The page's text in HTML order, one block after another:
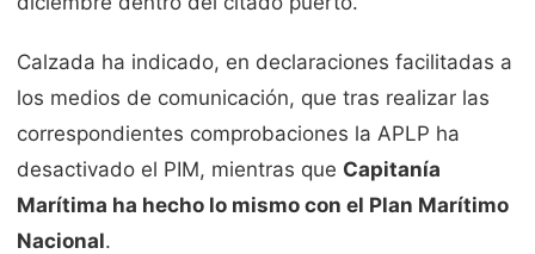
Calzada ha indicado, en declaraciones facilitadas a
los medios de comunicación, que tras realizar las
correspondientes comprobaciones la APLP ha
desactivado el PIM, mientras que Capitanía
Marítima ha hecho lo mismo con el Plan Marítimo
Nacional.